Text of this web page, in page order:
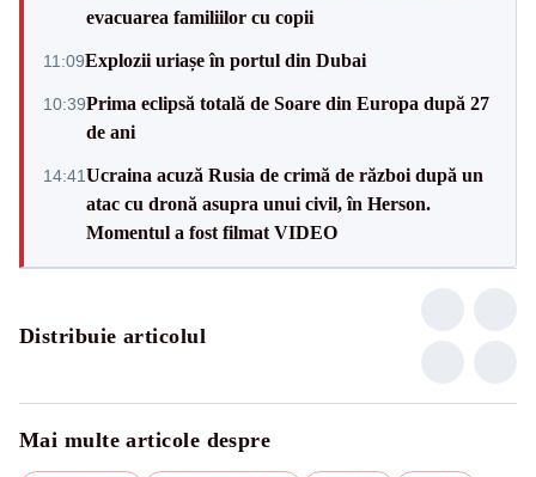
evacuarea familiilor cu copii
11:09Explozii uriașe în portul din Dubai
10:39Prima eclipsă totală de Soare din Europa după 27
de ani
14:41Ucraina acuză Rusia de crimă de război după un
atac cu dronă asupra unui civil, în Herson.
Momentul a fost filmat VIDEO
Distribuie articolul
Mai multe articole despre